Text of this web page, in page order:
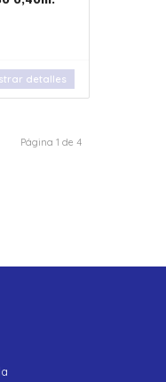
detalles
Página 1 de 4